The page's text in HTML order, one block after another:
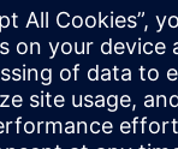
Oppdag
for
feil under
for vedlikehold